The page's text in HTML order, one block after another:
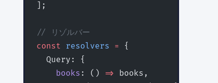
];
// リゾルバー
const resolvers = {
  Query: {
    books
: () => books,